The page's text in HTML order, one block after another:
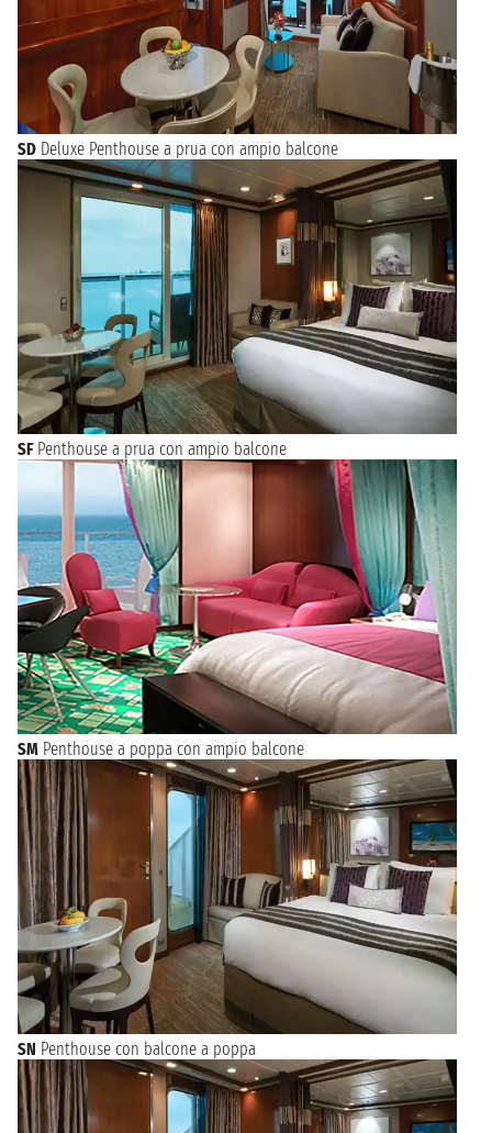
SD Deluxe Penthouse a prua con ampio balcone
SF Penthouse a prua con ampio balcone
SM Penthouse a poppa con ampio balcone
SN Penthouse con balcone a poppa